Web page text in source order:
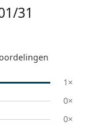
31
1×
0×
0×